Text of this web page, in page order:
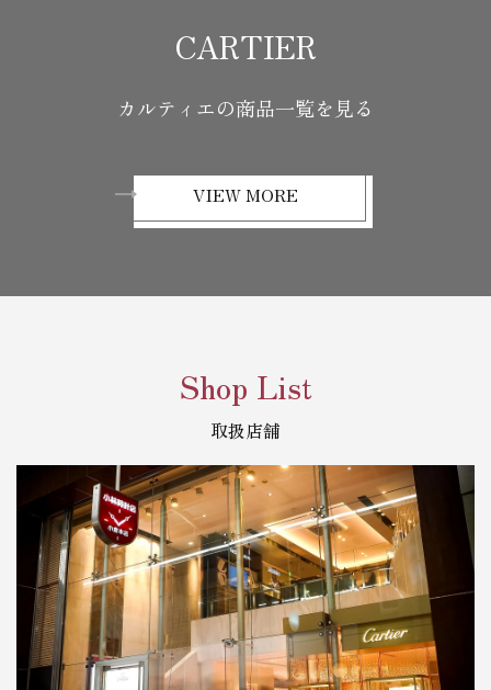
CARTIER
カルティエの商品一覧を見る
VIEW MORE
Shop List
取扱店舗